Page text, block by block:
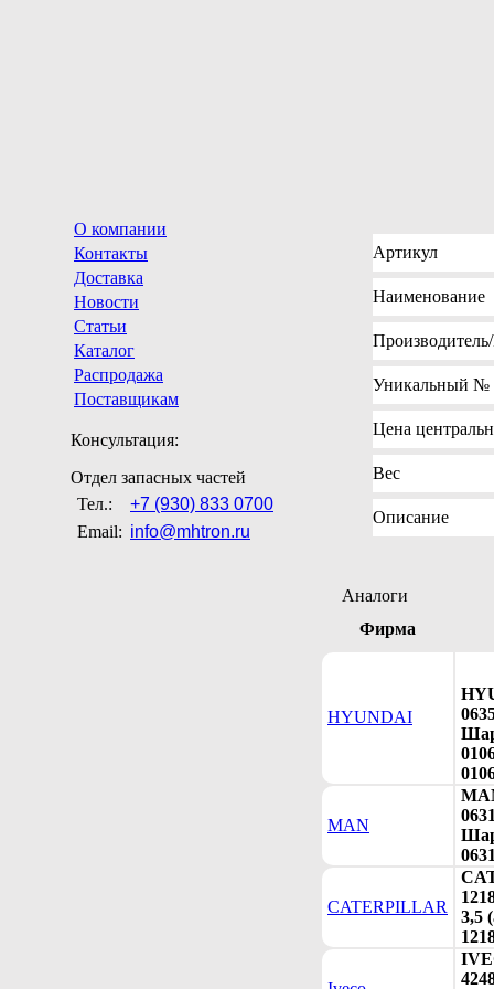
О компании
Контакты
Доставка
Новости
Статьи
Каталог
Распродажа
Поставщикам
Консультация:
Отдел запасных частей
Тел.:
+7 (930) 833 0700
Email: info@mhtron.ru
Артикул
Наименование
Производитель
Уникальный №
Цена
Вес
Описание
Аналоги
Фирма
HYUNDAI
MAN
CATERPILLAR
3,5